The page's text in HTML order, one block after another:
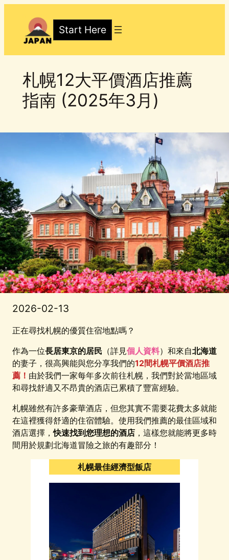
content
Start Here
札幌12大平價酒店推薦
指南 (2025年3月)
2026-02-13
正在尋找札幌的優質住宿地點嗎？
作為一位長居東京的居民 （詳見個人資料）和來自北海道
的妻子，很高興能與您分享我們的12間札幌平價酒店推
薦！ 由於我們一家每年多次前往札幌，我們對於當地區域
和尋找舒適又不昂貴的酒店已累積了豐富經驗。
札幌雖然有許多豪華酒店，但您其實不需要花費太多就能
在這裡獲得舒適的住宿體驗。使用我們推薦的最佳區域和
酒店選擇，快速找到您理想的酒店 ，這樣您就能將更多時
間用於規劃北海道冒險之旅的有趣部分！
札幌最佳經濟型飯店